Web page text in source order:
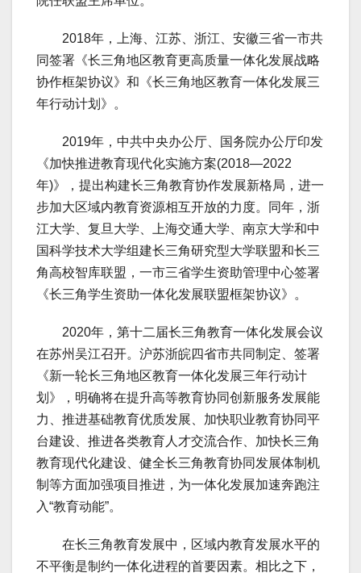
2018年，上海、江苏、浙江、安徽三省一市共
同签署《长三角地区教育更高质量一体化发展战略
协作框架协议》和《长三角地区教育一体化发展三
年行动计划》。
2019年，中共中央办公厅、国务院办公厅印发
《加快推进教育现代化实施方案(2018—2022
年)》，提出构建长三角教育协作发展新格局，进一
步加大区域内教育资源相互开放的力度。同年，浙
江大学、复旦大学、上海交通大学、南京大学和中
国科学技术大学组建长三角研究型大学联盟和长三
角高校智库联盟，一市三省学生资助管理中心签署
《长三角学生资助一体化发展联盟框架协议》。
2020年，第十二届长三角教育一体化发展会议
在苏州吴江召开。沪苏浙皖四省市共同制定、签署
《新一轮长三角地区教育一体化发展三年行动计
划》，明确将在提升高等教育协同创新服务发展能
力、推进基础教育优质发展、加快职业教育协同平
台建设、推进各类教育人才交流合作、加快长三角
教育现代化建设、健全长三角教育协同发展体制机
制等方面加强项目推进，为一体化发展加速奔跑注
入“教育动能”。
在长三角教育发展中，区域内教育发展水平的
不平衡是制约一体化进程的首要因素。相比之下，